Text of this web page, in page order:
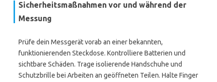
Sicherheitsmaßnahmen vor und während der
Messung
Prüfe dein Messgerät vorab an einer bekannten,
funktionierenden Steckdose. Kontrolliere Batterien und
sichtbare Schäden. Trage isolierende Handschuhe und
Schutzbrille bei Arbeiten an geöffneten Teilen. Halte Finger